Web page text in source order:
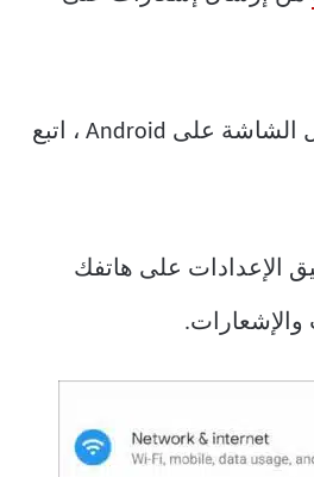
لتعطيل إشعارات قفل الشاشة على Android ، اتبع
الإعدادات على هاتفك
والإشعارات.